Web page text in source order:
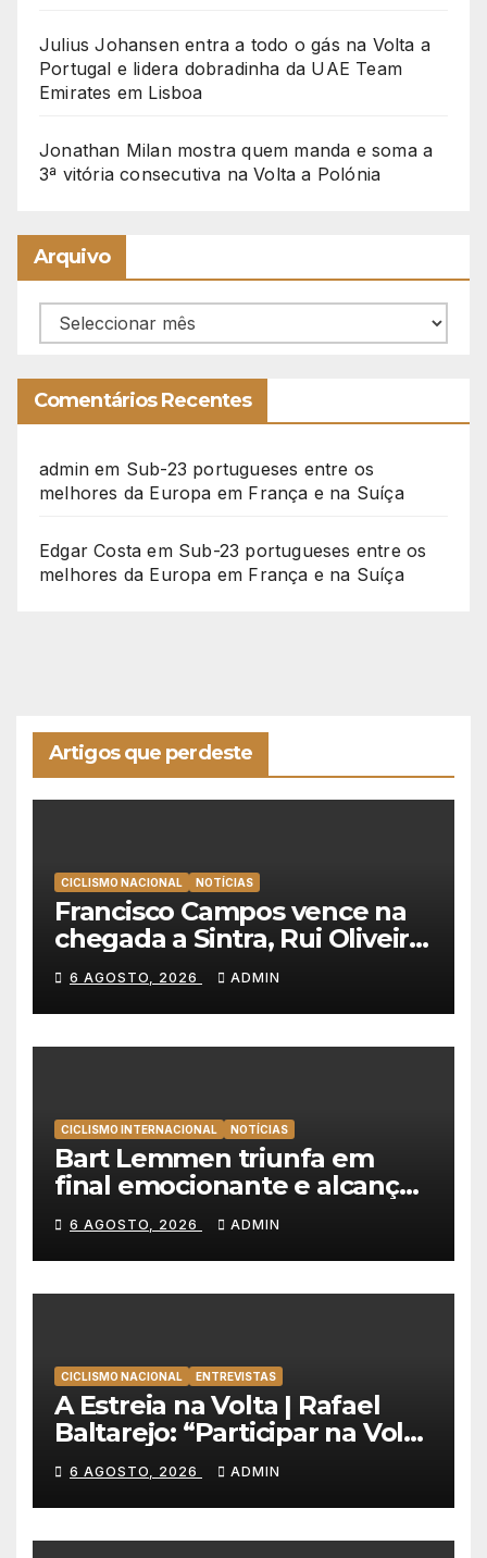
Julius Johansen entra a todo o gás na Volta a
Portugal e lidera dobradinha da UAE Team
Emirates em Lisboa
Jonathan Milan mostra quem manda e soma a
3ª vitória consecutiva na Volta a Polónia
Arquivo
Arquivo
Comentários Recentes
admin em Sub-23 portugueses entre os
melhores da Europa em França e na Suíça
Edgar Costa em Sub-23 portugueses entre os
melhores da Europa em França e na Suíça
Artigos que perdeste
CICLISMO NACIONAL NOTÍCIAS
Francisco Campos vence na
chegada a Sintra, Rui Oliveira
veste de amarelo na Volta a
Portugal
6 AGOSTO, 2026 ADMIN
CICLISMO INTERNACIONAL NOTÍCIAS
Bart Lemmen triunfa em
final emocionante e alcança
a primeira vitória da carreira
na Volta à Polónia
6 AGOSTO, 2026 ADMIN
CICLISMO NACIONAL ENTREVISTAS
A Estreia na Volta | Rafael
Baltarejo: “Participar na Volta
a Portugal é o sonho de
qualquer ciclista”
6 AGOSTO, 2026 ADMIN